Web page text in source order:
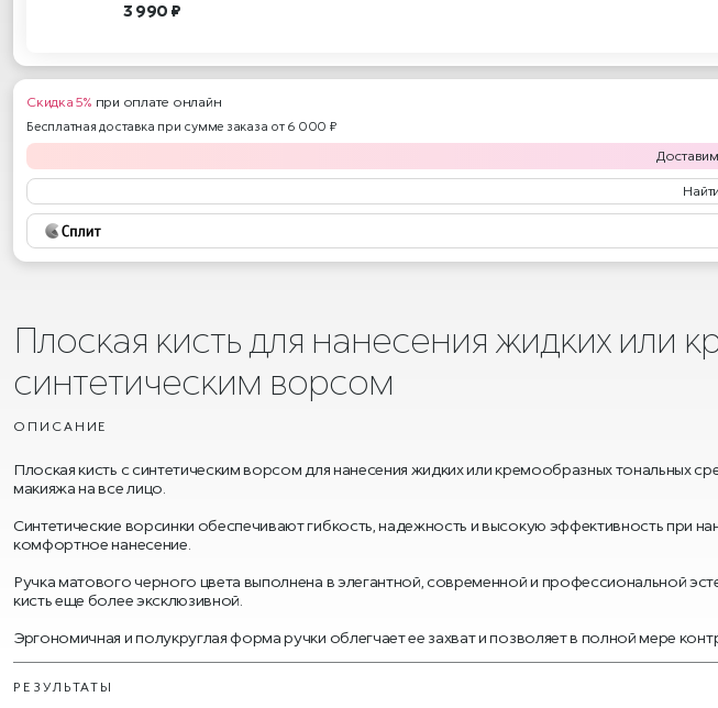
3 990 ₽
Скидка 5% при оплате онлайн
Бесплатная доставка при сумме заказа от 6 000 ₽
Доставим
Плоская кисть для нанесения жидких или
синтетическим ворсом
ОПИСАНИЕ
Плоская кисть с синтетическим ворсом для нанесения жидких или кремообразных тональных
макияжа на все лицо.
Синтетические ворсинки обеспечивают гибкость, надежность и высокую эффективность при
комфортное нанесение.
Ручка матового черного цвета выполнена в элегантной, современной и профессиональной
кисть еще более эксклюзивной.
Эргономичная и полукруглая форма ручки облегчает ее захват и позволяет в полной мере
РЕЗУЛЬТАТЫ